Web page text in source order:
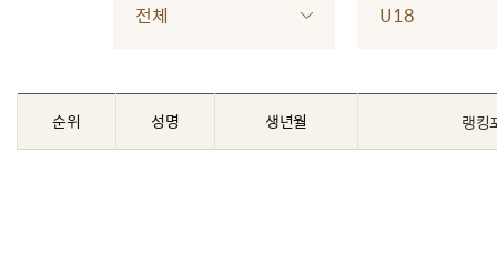
전체 U18
순위 성명 생년월 랭킹